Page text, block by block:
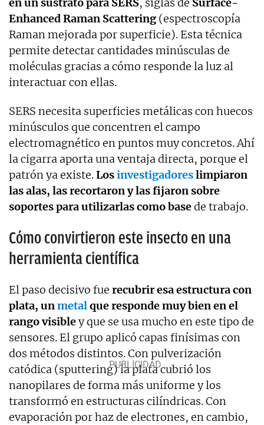
Enhanced Raman Scattering (espectroscopía
Raman mejorada por superficie). Esta técnica
permite detectar cantidades minúsculas de
moléculas gracias a cómo responde la luz al
interactuar con ellas.
SERS necesita superficies metálicas con huecos
minúsculos que concentren el campo
electromagnético en puntos muy concretos. Ahí
la cigarra aporta una ventaja directa, porque el
patrón ya existe.Losinvestigadoreslimpiaron
las alas, las recortaron y las fijaron sobre
soportes para utilizarlas como basede trabajo.
Cómo convirtieron este insecto en una
herramienta científica
El paso decisivo fue recubrir esa estructura con
plata, unmetalque responde muy bien en el
rango visibley que se usa mucho en este tipo de
sensores. El grupo aplicó capas finísimas con
dos métodos distintos. Con pulverización
catódica (sputtering) la plata cubrió los
nanopilares de forma más uniforme y los
transformó en estructuras cilíndricas. Con
evaporación por haz de electrones, en cambio,